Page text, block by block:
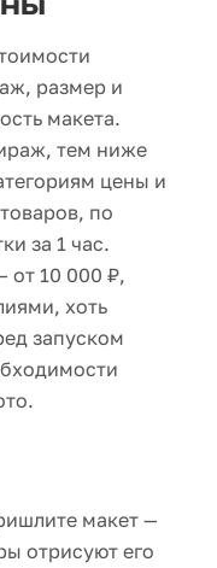
размер и
макета.
тем ниже
цены и
по
за 1 час.
от 10 000 ₽,
хоть
запуском
макет —
отрисуют его